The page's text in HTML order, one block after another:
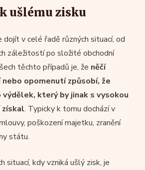
ušlému zisku
dojít v celé řadě různých situací, od
záležitostí po složité obchodní
těchto případů je, že něčí
opomenutí způsobí, že
výdělek, který by jinak s vysokou
. Typicky k tomu dochází v
poškození majetku, zranění
státu.
situací, kdy vzniká ušlý zisk, je